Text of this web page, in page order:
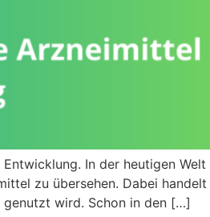
In der heutigen
zu übersehen. Dabei
genutzt wird. Schon in den […]